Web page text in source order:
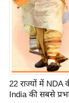
22 राज्यों में NDA
India की सबसे